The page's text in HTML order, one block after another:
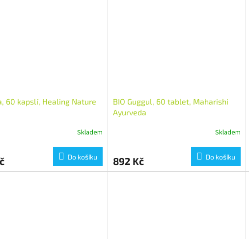
60 kapslí, Healing Nature
Skladem
Do košíku
BIO Guggul, 60 tablet, Maharishi
Ayurveda
Skladem
892 Kč Do košíku